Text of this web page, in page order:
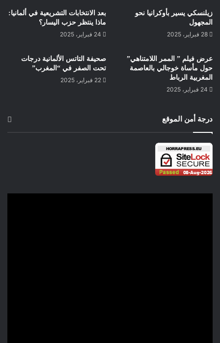
زيلنسكي يسير بأوكرانيا نحو
المجهول
28 فبراير، 2025
بعد الانتخابات التشريعية في ألمانيا:
ماذا ينتظر حزب اليسار؟
24 فبراير، 2025
عرض فيلم ” الممر اللامتناهي”
حول مأساة خوجالي بالعاصمة
المغربية الرباط
24 فبراير، 2025
صحيفة التاتس الألمانية درجات
تحت الصفر في “المغرب”
22 فبراير، 2025
درجة أمن الموقع